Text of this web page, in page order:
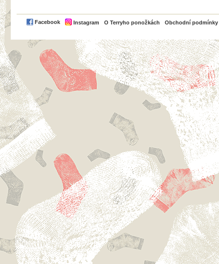
Facebook Instagram O Terryho ponožkách Obchodní podmínky
PayPal